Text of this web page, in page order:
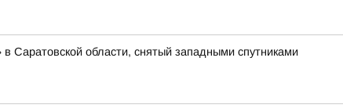
Саратовской области, снятый западными спутниками